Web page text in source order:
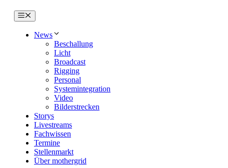
Menü
News
Beschallung
Licht
Broadcast
Rigging
Personal
Systemintegration
Video
Bilderstrecken
Storys
Livestreams
Fachwissen
Termine
Stellenmarkt
Über mothergrid